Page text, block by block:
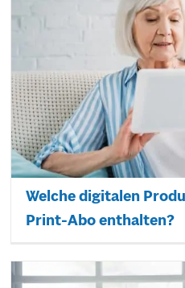
Welche digitalen
Print-Abo enthalten?